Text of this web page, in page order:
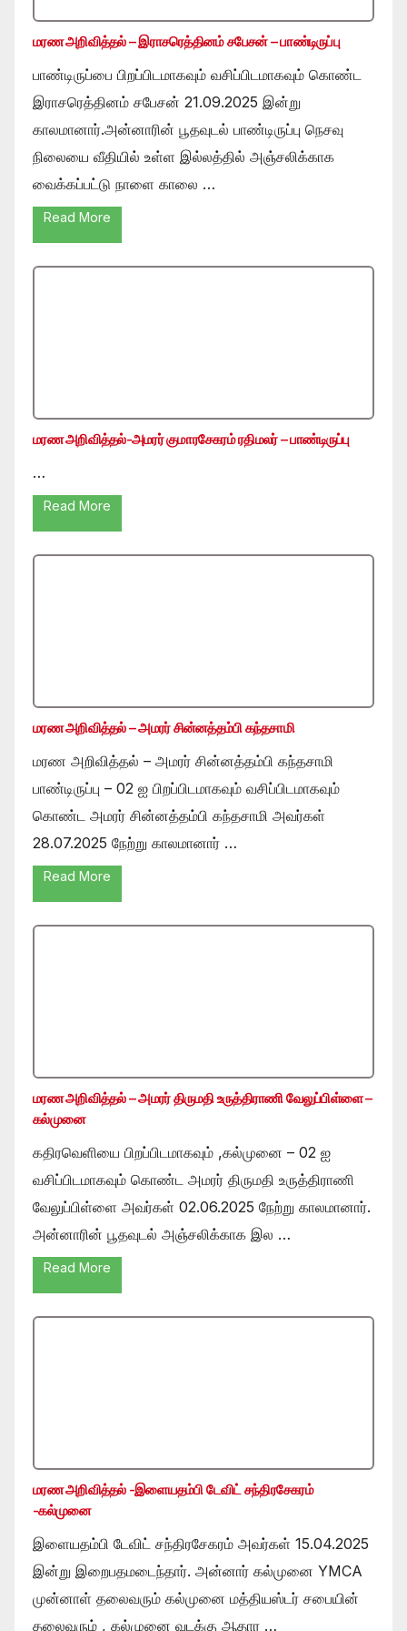
மரண அறிவித்தல் – இராசரெத்தினம் சபேசன் – பாண்டிருப்பு
பாண்டிருப்பை பிறப்பிடமாகவும் வசிப்பிடமாகவும் கொண்ட
இராசரெத்தினம் சபேசன் 21.09.2025 இன்று
காலமானார்.அன்னாரின் பூதவுடல் பாண்டிருப்பு நெசவு
நிலையை வீதியில் உள்ள இல்லத்தில் அஞ்சலிக்காக
வைக்கப்பட்டு நாளை காலை …
Read More
மரண அறிவித்தல்-அமரர் குமாரசேகரம் ரதிமலர் – பாண்டிருப்பு
…
Read More
மரண அறிவித்தல் – அமரர் சின்னத்தம்பி கந்தசாமி
மரண அறிவித்தல் – அமரர் சின்னத்தம்பி கந்தசாமி
பாண்டிருப்பு – 02 ஐ பிறப்பிடமாகவும் வசிப்பிடமாகவும்
கொண்ட அமரர் சின்னத்தம்பி கந்தசாமி அவர்கள்
28.07.2025 நேற்று காலமானார் …
Read More
மரண அறிவித்தல் – அமரர் திருமதி உருத்திராணி வேலுப்பிள்ளை –
கல்முனை
கதிரவெளியை பிறப்பிடமாகவும் ,கல்முனை – 02 ஐ
வசிப்பிடமாகவும் கொண்ட அமரர் திருமதி உருத்திராணி
வேலுப்பிள்ளை அவர்கள் 02.06.2025 நேற்று காலமானார்.
அன்னாரின் பூதவுடல் அஞ்சலிக்காக இல …
Read More
மரண அறிவித்தல் -இளையதம்பி டேவிட் சந்திரசேகரம்
-கல்முனை
இளையதம்பி டேவிட் சந்திரசேகரம் அவர்கள் 15.04.2025
இன்று இறைபதமடைந்தார். அன்னார் கல்முனை YMCA
முன்னாள் தலைவரும் கல்முனை மத்தியஸ்டர் சபையின்
தலைவரும் , கல்முனை வடக்கு ஆதார …